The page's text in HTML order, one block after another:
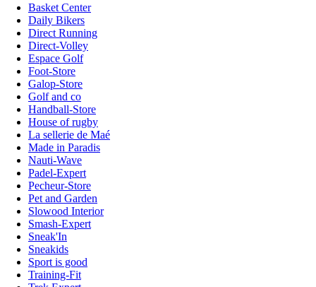
Basket Center
Daily Bikers
Direct Running
Direct-Volley
Espace Golf
Foot-Store
Galop-Store
Golf and co
Handball-Store
House of rugby
La sellerie de Maé
Made in Paradis
Nauti-Wave
Padel-Expert
Pecheur-Store
Pet and Garden
Slowood Interior
Smash-Expert
Sneak'In
Sneakids
Sport is good
Training-Fit